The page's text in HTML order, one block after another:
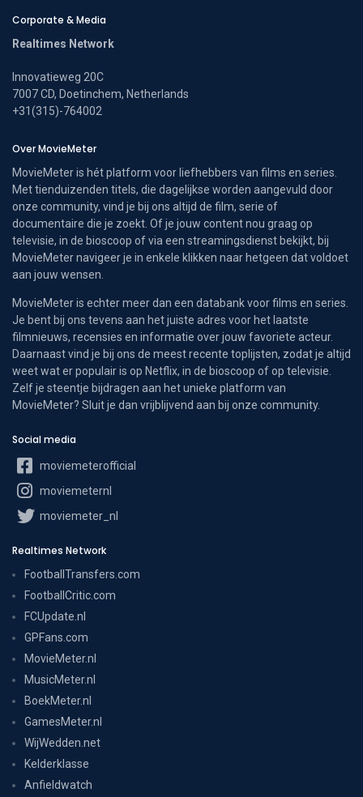
Corporate & Media
Realtimes Network
Innovatieweg 20C
7007 CD, Doetinchem, Netherlands
+31(315)-764002
Over MovieMeter
MovieMeter is hét platform voor liefhebbers van films en series.
Met tienduizenden titels, die dagelijkse worden aangevuld door
onze community, vind je bij ons altijd de film, serie of
documentaire die je zoekt. Of je jouw content nou graag op
televisie, in de bioscoop of via een streamingsdienst bekijkt, bij
MovieMeter navigeer je in enkele klikken naar hetgeen dat voldoet
aan jouw wensen.
MovieMeter is echter meer dan een databank voor films en series.
Je bent bij ons tevens aan het juiste adres voor het laatste
filmnieuws, recensies en informatie over jouw favoriete acteur.
Daarnaast vind je bij ons de meest recente toplijsten, zodat je altijd
weet wat er populair is op Netflix, in de bioscoop of op televisie.
Zelf je steentje bijdragen aan het unieke platform van
MovieMeter? Sluit je dan vrijblijvend aan bij onze community.
Social media
moviemeterofficial
moviemeternl
moviemeter_nl
Realtimes Network
FootballTransfers.com
FootballCritic.com
FCUpdate.nl
GPFans.com
MovieMeter.nl
MusicMeter.nl
BoekMeter.nl
GamesMeter.nl
WijWedden.net
Kelderklasse
Anfieldwatch